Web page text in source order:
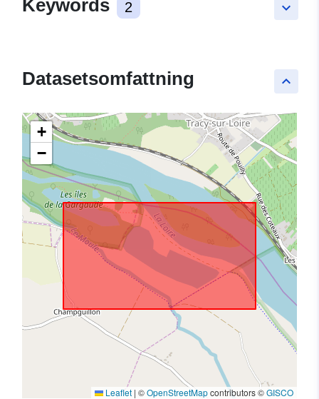
keyboard_arrow_down
Keywords 2
keyboard_arrow_up
Datasetsomfattning
+
−
Leaflet | ©OpenStreetMapcontributors ©GISCO